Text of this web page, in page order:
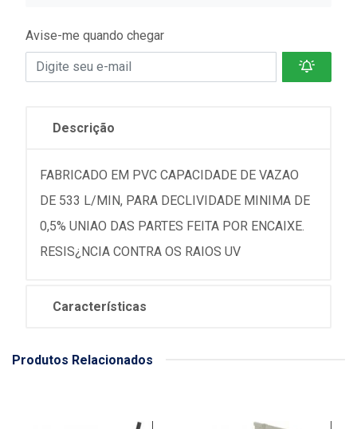
Avise-me quando chegar
Descrição
FABRICADO EM PVC CAPACIDADE DE VAZAO
DE 533 L/MIN, PARA DECLIVIDADE MINIMA DE
0,5% UNIAO DAS PARTES FEITA POR ENCAIXE.
RESIS¿NCIA CONTRA OS RAIOS UV
Características
Produtos Relacionados